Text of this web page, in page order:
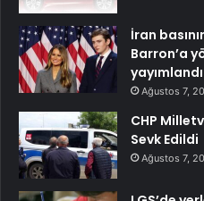
İran
Barron’a
yayımlandı
Ağustos 7,
CHP
Sevk Edildi
Ağustos 7,